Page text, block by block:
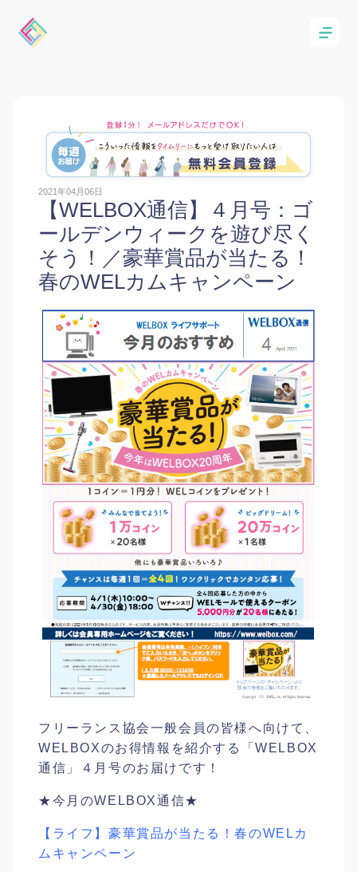
2021年04月06日
【WELBOX通信】４月号：ゴ
ールデンウィークを遊び尽く
そう！／豪華賞品が当たる！
春のWELカムキャンペーン
フリーランス協会一般会員の皆様へ向けて、
WELBOXのお得情報を紹介する「WELBOX
通信」４月号のお届けです！
★今月のWELBOX通信★
【ライフ】豪華賞品が当たる！春のWELカ
ムキャンペーン